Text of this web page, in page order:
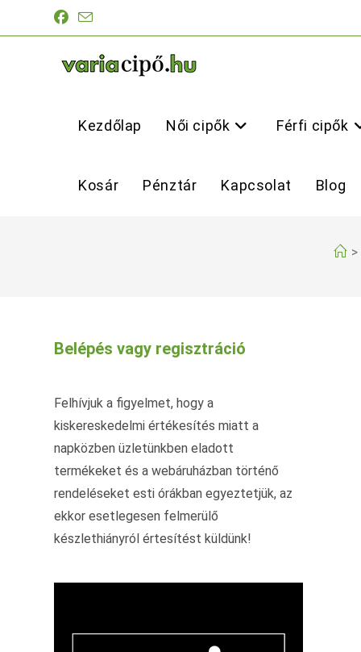
Kezdőlap Női cipők Férfi cipők
Kosár Pénztár Kapcsolat Blog
>
Belépés vagy regisztráció
Felhívjuk a figyelmet, hogy a
kiskereskedelmi értékesítés miatt a
napközben üzletünkben eladott
termékeket és a webáruházban történő
rendeléseket esti órákban egyeztetjük, az
ekkor esetlegesen felmerülő
készlethiányról értesítést küldünk!